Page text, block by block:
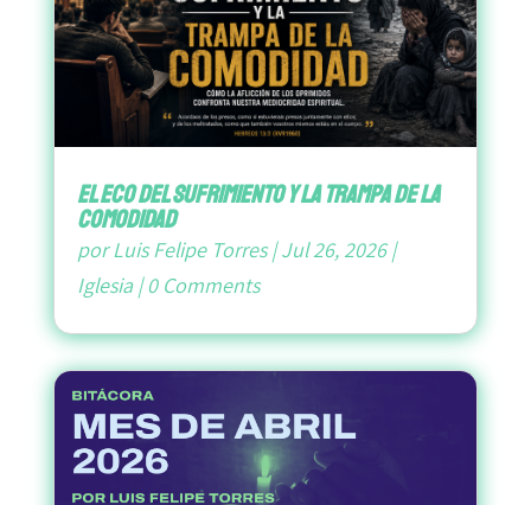
El Eco del Sufrimiento y la Trampa de la
Comodidad
porLuis Felipe Torres|Jul 26, 2026|
Iglesia|0 Comments